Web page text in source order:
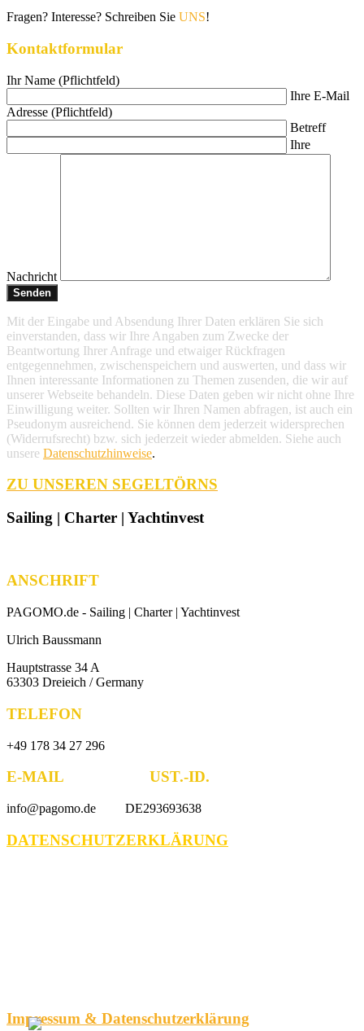
Fragen? Interesse? Schreiben Sie UNS!
Kontaktformular
Ihr Name (Pflichtfeld)
Ihre E-Mail
Adresse (Pflichtfeld)
Betreff
Ihre
Nachricht
Mit der Eingabe und Absendung Ihrer Daten erklären Sie sich
einverstanden, dass wir Ihre Angaben zum Zwecke der
Beantwortung Ihrer Anfrage und etwaiger Rückfragen
entgegennehmen, zwischenspeichern und auswerten, und dass wir
Ihnen interessante Informationen zu Themen zusenden, die wir auf
unserer Webseite behandeln. Diese Daten geben wir nicht ohne Ihre
Einwilligung weiter. Sollten wir Ihren Namen abfragen, ist auch ein
Pseudonym ausreichend. Sie können dem jederzeit widersprechen
(Widerrufsrecht) bzw. sich jederzeit wieder abmelden. Siehe auch
unsere Datenschutzhinweise.
ZU UNSEREN SEGELTÖRNS
Sailing | Charter | Yachtinvest
ANSCHRIFT
PAGOMO.de - Sailing | Charter | Yachtinvest
Ulrich Baussmann
Hauptstrasse 34 A
63303 Dreieich / Germany
TELEFON
+49 178 34 27 296
E-MAIL UST.-ID.
info@pagomo.de DE293693638
DATENSCHUTZERKLÄRUNG
Impressum & Datenschutzerklärung